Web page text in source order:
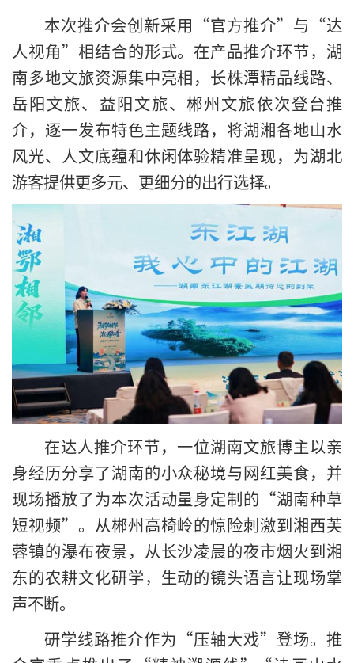
本次推介会创新采用“官方推介”与“达
人视角”相结合的形式。在产品推介环节，湖
南多地文旅资源集中亮相，长株潭精品线路、
岳阳文旅、益阳文旅、郴州文旅依次登台推
介，逐一发布特色主题线路，将湖湘各地山水
风光、人文底蕴和休闲体验精准呈现，为湖北
游客提供更多元、更细分的出行选择。
在达人推介环节，一位湖南文旅博主以亲
身经历分享了湖南的小众秘境与网红美食，并
现场播放了为本次活动量身定制的“湖南种草
短视频”。从郴州高椅岭的惊险刺激到湘西芙
蓉镇的瀑布夜景，从长沙凌晨的夜市烟火到湘
东的农耕文化研学，生动的镜头语言让现场掌
声不断。
研学线路推介作为“压轴大戏”登场。推